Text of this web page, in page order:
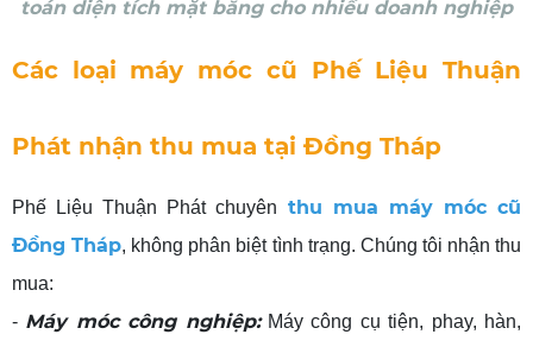
toán diện tích mặt bằng cho nhiều doanh nghiệp
Các loại máy móc cũ Phế Liệu Thuận
Phát nhận thu mua tại Đồng Tháp
Phế Liệu Thuận Phát chuyên thu mua máy móc cũ
Đồng Tháp, không phân biệt tình trạng. Chúng tôi nhận thu
mua:
- Máy móc công nghiệp:Máy công cụ tiện, phay, hàn,